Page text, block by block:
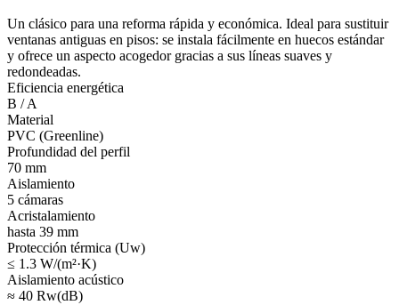
Un clásico para una reforma rápida y económica. Ideal para sustituir
ventanas antiguas en pisos: se instala fácilmente en huecos estándar
y ofrece un aspecto acogedor gracias a sus líneas suaves y
redondeadas.
Eficiencia energética
B / A
Material
PVC (Greenline)
Profundidad del perfil
70 mm
Aislamiento
5 cámaras
Acristalamiento
hasta 39 mm
Protección térmica (Uw)
≤ 1.3 W/(m²·K)
Aislamiento acústico
≈ 40 Rw(dB)